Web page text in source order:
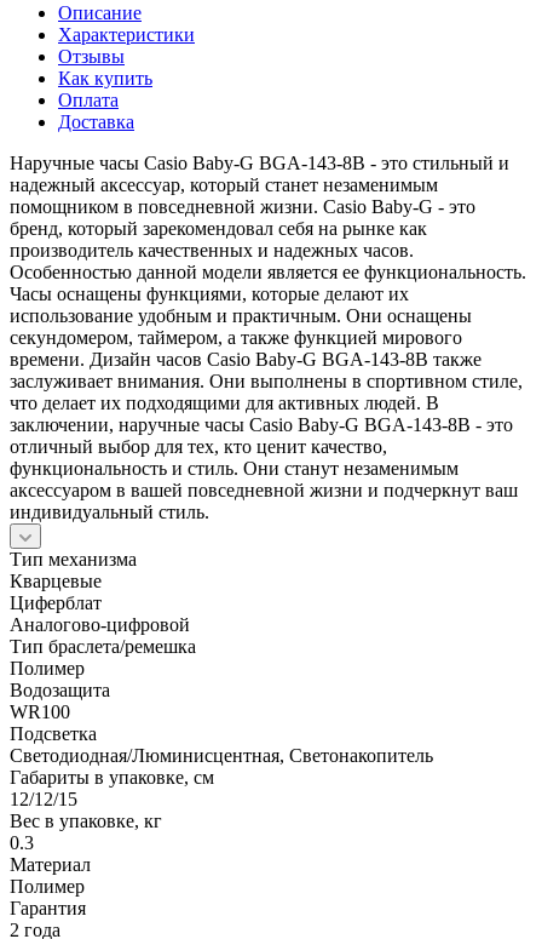
Описание
Характеристики
Отзывы
Как купить
Оплата
Доставка
Наручные часы Casio Baby-G BGA-143-8B - это стильный и
надежный аксессуар, который станет незаменимым
помощником в повседневной жизни. Casio Baby-G - это
бренд, который зарекомендовал себя на рынке как
производитель качественных и надежных часов.
Особенностью данной модели является ее функциональность.
Часы оснащены функциями, которые делают их
использование удобным и практичным. Они оснащены
секундомером, таймером, а также функцией мирового
времени. Дизайн часов Casio Baby-G BGA-143-8B также
заслуживает внимания. Они выполнены в спортивном стиле,
что делает их подходящими для активных людей. В
заключении, наручные часы Casio Baby-G BGA-143-8B - это
отличный выбор для тех, кто ценит качество,
функциональность и стиль. Они станут незаменимым
аксессуаром в вашей повседневной жизни и подчеркнут ваш
индивидуальный стиль.
Тип механизма
Кварцевые
Циферблат
Аналогово-цифровой
Тип браслета/ремешка
Полимер
Водозащита
WR100
Подсветка
Светодиодная/Люминисцентная, Светонакопитель
Габариты в упаковке, см
12/12/15
Вес в упаковке, кг
0.3
Материал
Полимер
Гарантия
2 года